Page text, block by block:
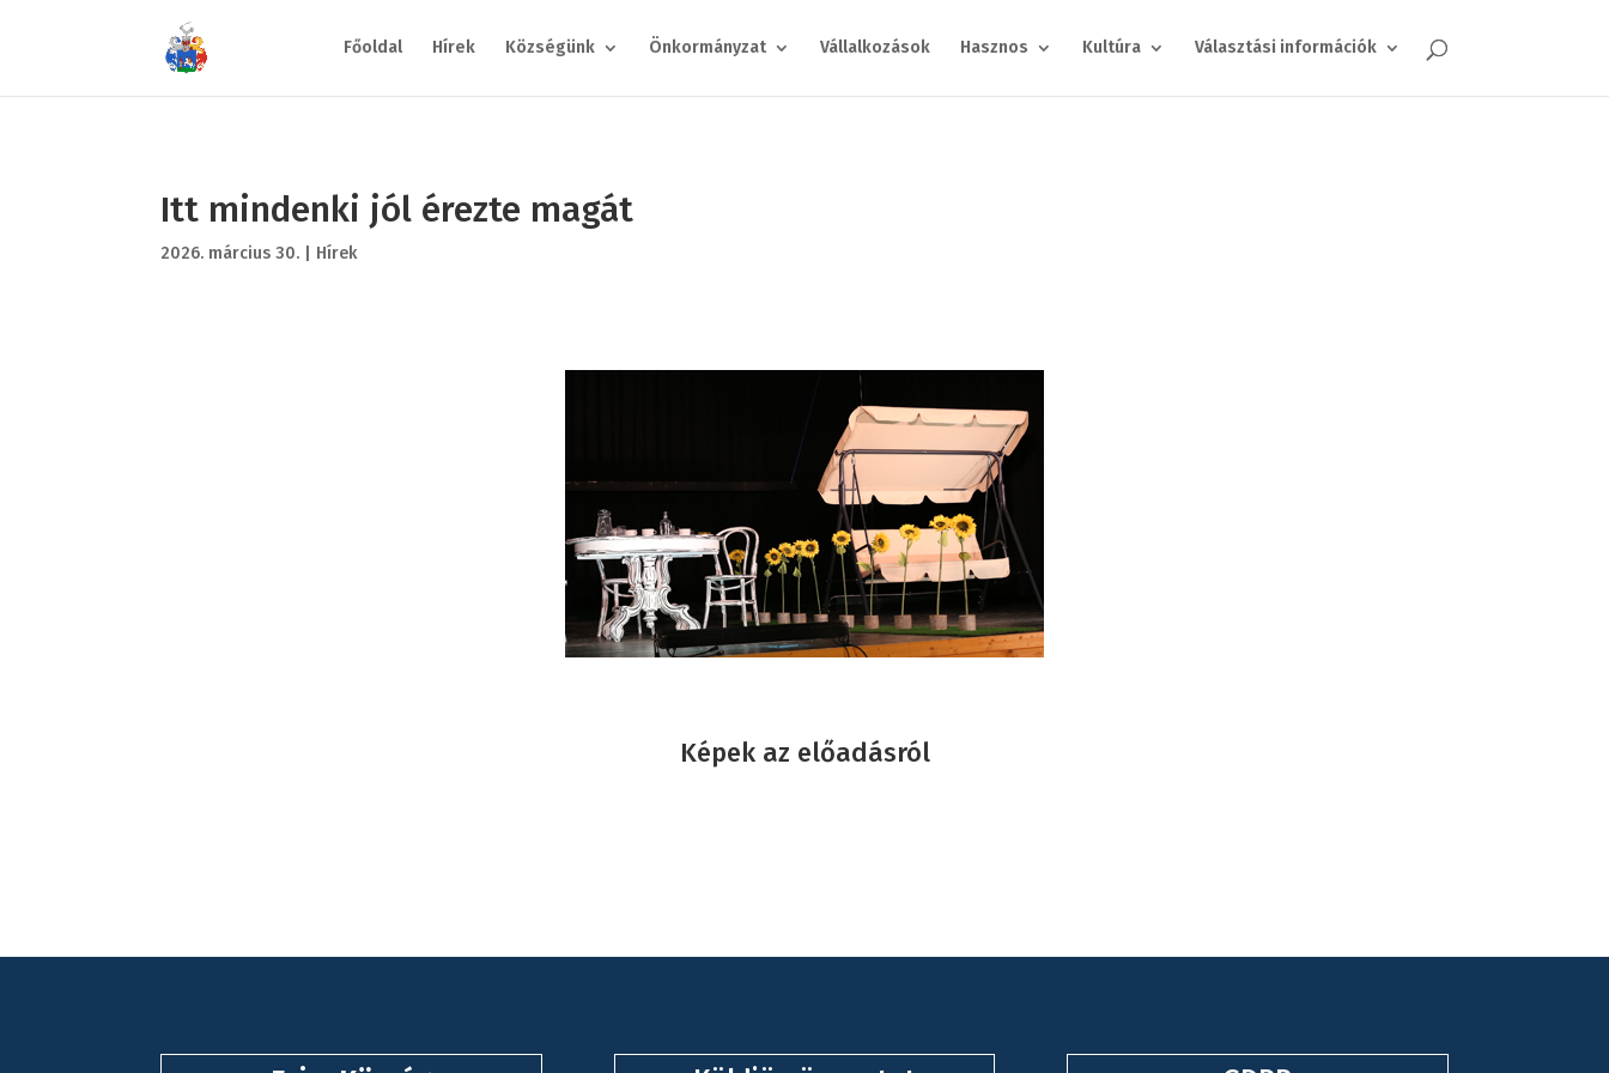
Főoldal Hírek Községünk Önkormányzat Vállalkozások Hasznos Kultúra Választási információk
Itt mindenki jól érezte magát
2026. március 30. Hírek
Képek az előadásról